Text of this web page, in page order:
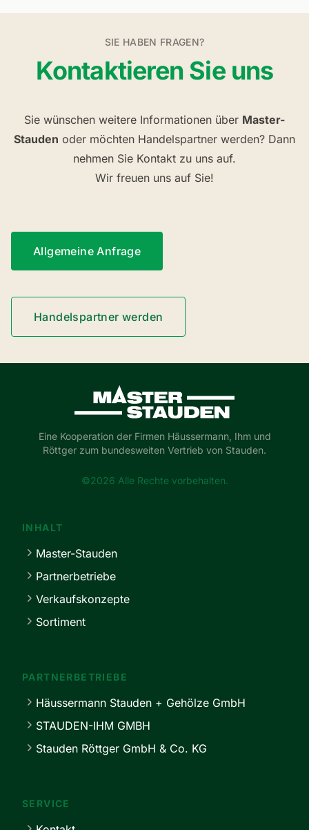
SIE HABEN FRAGEN?
Kontaktieren Sie uns
Sie wünschen weitere Informationen über Master-
Stauden oder möchten Handelspartner werden? Dann
nehmen Sie Kontakt zu uns auf.
Wir freuen uns auf Sie!
Allgemeine Anfrage
Handelspartner werden
Master-Stauden
Eine Kooperation der Firmen Häussermann, Ihm und
Röttger zum bundesweiten Vertrieb von Stauden.
©2026 Alle Rechte vorbehalten.
INHALT
Master-Stauden
Partnerbetriebe
Verkaufskonzepte
Sortiment
PARTNERBETRIEBE
Häussermann Stauden + Gehölze GmbH
STAUDEN-IHM GMBH
Stauden Röttger GmbH & Co. KG
SERVICE